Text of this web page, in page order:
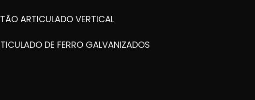
ARTICULADO VERTICAL
DE FERRO GALVANIZADOS